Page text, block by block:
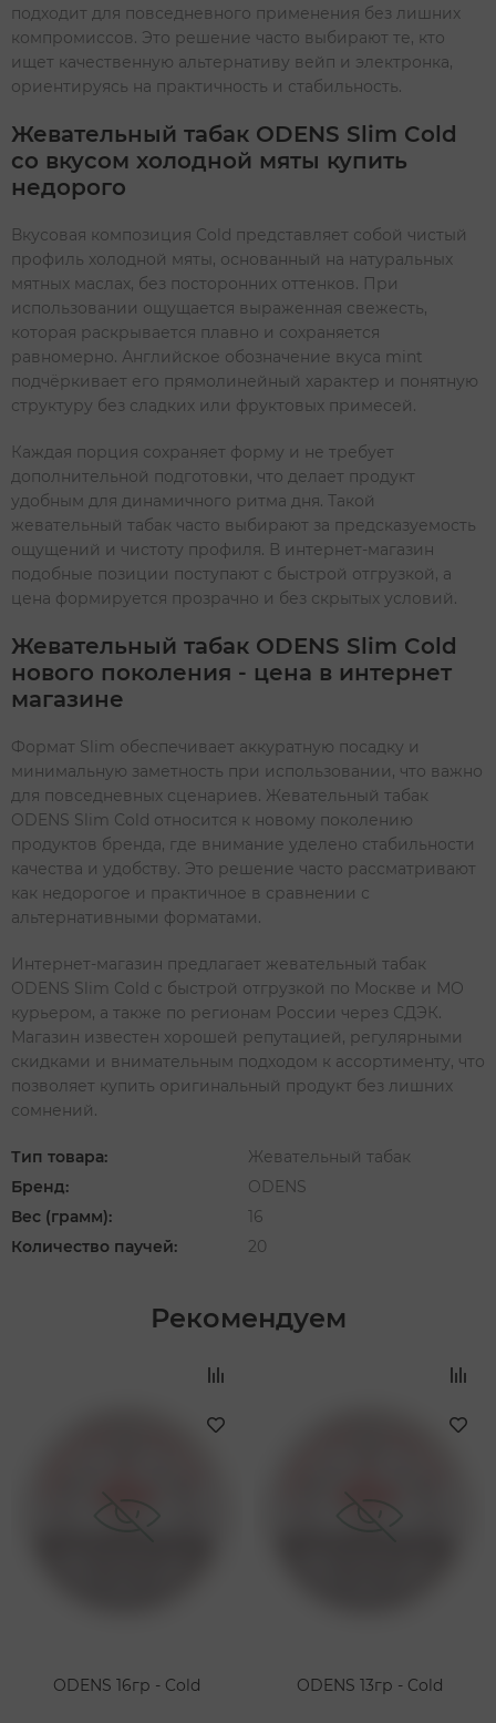
подходит для повседневного применения без лишних
компромиссов. Это решение часто выбирают те, кто
ищет качественную альтернативу вейп и электронка,
ориентируясь на практичность и стабильность.
Жевательный табак ODENS Slim Cold
со вкусом холодной мяты купить
недорого
Вкусовая композиция Cold представляет собой чистый
профиль холодной мяты, основанный на натуральных
мятных маслах, без посторонних оттенков. При
использовании ощущается выраженная свежесть,
которая раскрывается плавно и сохраняется
равномерно. Английское обозначение вкуса mint
подчёркивает его прямолинейный характер и понятную
структуру без сладких или фруктовых примесей.
Каждая порция сохраняет форму и не требует
дополнительной подготовки, что делает продукт
удобным для динамичного ритма дня. Такой
жевательный табак часто выбирают за предсказуемость
ощущений и чистоту профиля. В интернет-магазин
подобные позиции поступают с быстрой отгрузкой, а
цена формируется прозрачно и без скрытых условий.
Жевательный табак ODENS Slim Cold
нового поколения - цена в интернет
магазине
Формат Slim обеспечивает аккуратную посадку и
минимальную заметность при использовании, что важно
для повседневных сценариев. Жевательный табак
ODENS Slim Cold относится к новому поколению
продуктов бренда, где внимание уделено стабильности
качества и удобству. Это решение часто рассматривают
как недорогое и практичное в сравнении с
альтернативными форматами.
Интернет-магазин предлагает жевательный табак
ODENS Slim Cold с быстрой отгрузкой по Москве и МО
курьером, а также по регионам России через СДЭК.
Магазин известен хорошей репутацией, регулярными
скидками и внимательным подходом к ассортименту, что
позволяет купить оригинальный продукт без лишних
сомнений.
Тип товара:
Жевательный табак
Бренд:
ODENS
Вес (грамм):
16
Количество паучей:
20
Рекомендуем
ODENS 16гр - Cold ODENS 13гр - Cold